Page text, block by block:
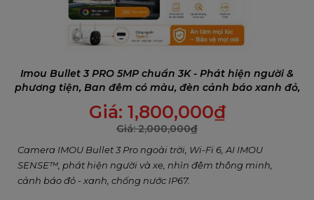
Imou Bullet 3 PRO 5MP chuẩn 3K - Phát hiện người &
phương tiện, Ban đêm có màu, đèn cảnh báo xanh đỏ,
Đàm thoại 2 chiều
Giá: 1,800,000₫
Giá:2,000,000₫
Camera IMOU Bullet 3 Pro ngoài trời, Wi-Fi 6, AI IMOU
SENSE™, phát hiện người và xe, nhìn đêm thông minh,
cảnh báo đỏ - xanh, chống nước IP67.